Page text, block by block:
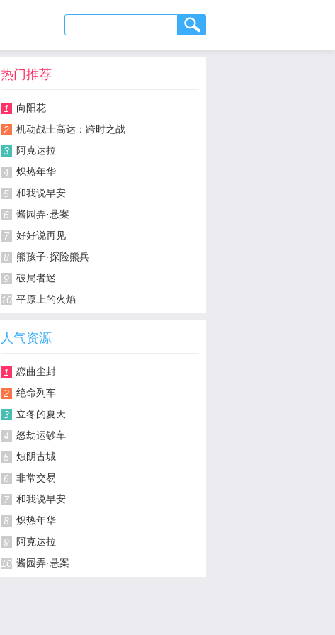
热门推荐
1
向阳花
2
机动战士高达：跨时之战
3
阿克达拉
4
炽热年华
5
和我说早安
6
酱园弄·悬案
7
好好说再见
8
熊孩子·探险熊兵
9
破局者迷
10 平原上的火焰
人气资源
1
恋曲尘封
2
绝命列车
3
立冬的夏天
4
怒劫运钞车
5
烛阴古城
6
非常交易
7
和我说早安
8
炽热年华
9
阿克达拉
10 酱园弄·悬案